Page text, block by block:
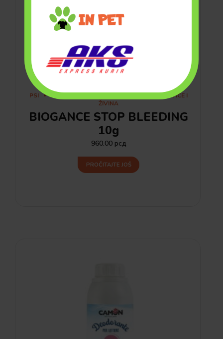
PSI MAČKE
PTICE I
ŽIVINA
BIOGANCE STOP BLEEDING
10g
960.00 рсд
PROČITAJTE JOŠ